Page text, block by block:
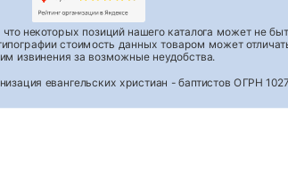
некоторых позиций нашего каталога может не
стоимость данных товаром может
извинения за возможные неудобства.
евангельских христиан - баптистов ОГРН